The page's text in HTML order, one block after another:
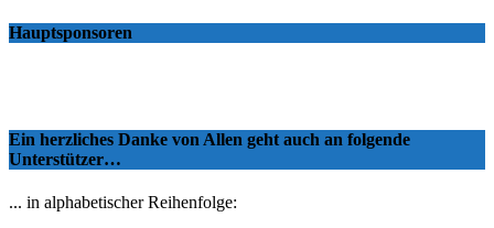
Hauptsponsoren
Ein herzliches Danke von Allen geht auch an folgende
Unterstützer…
... in alphabetischer Reihenfolge: